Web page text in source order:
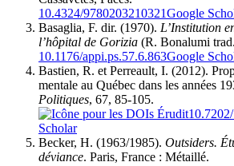
10.4324/9780203210321Google
Basaglia, F. dir. (1970). L’Institution
l’hôpital de Gorizia (R. Bonalumi
10.1176/appi.ps.57.6.863Google
Bastien, R. et Perreault, I. (2012).
mentale au Québec dans les années
Politiques, 67, 85-105.
Scholar
Becker, H. (1963/1985). Outsiders.
déviance. Paris, France : Métaillé.